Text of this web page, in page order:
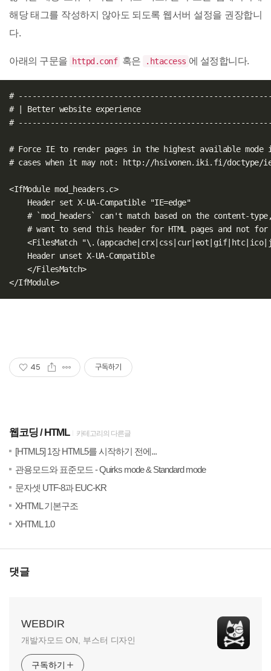
해당 태그를 작성하지 않아도 되도록 웹서버 설정을 권장합니
다.
아래의 구문을 httpd.conf 혹은 .htaccess 에 설정합니다.
#
# | Better website experience
#
# Force IE to render pages in the highest available mode
# cases when it may not: http://hsivonen.iki.fi/doctype/
<IfModule mod_headers.c>
    Header set X-UA-Compatible "IE=edge"
# `mod_headers` can't match based on the content-
# want to send this header for HTML pages and not
<FilesMatch
    Header unset X-UA-Compatible
    </FilesMatch>
</IfModule>
45 구독하기
웹코딩 HTML 카테고리의 다른글
[HTML5] 1장 HTML5를 시작하기 전에...
관용모드와 표준모드 - Quirks mode & Standard mode
문자셋 UTF-8과 EUC-KR
XHTML 기본구조
XHTML 1.0
댓글
WEBDIR
개발자모드 ON, 부스터 디자인
구독하기